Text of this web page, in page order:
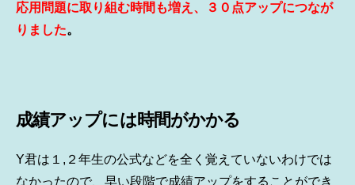
応用問題に取り組む時間も増え、３０点アップにつなが
りました。
成績アップには時間がかかる
Y君は１,２年生の公式などを全く覚えていないわけでは
なかったので、早い段階で成績アップをすることができ